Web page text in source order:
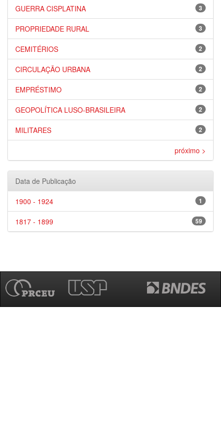
3
GUERRA CISPLATINA
3
PROPRIEDADE RURAL
2
CEMITÉRIOS
2
CIRCULAÇÃO URBANA
2
EMPRÉSTIMO
2
GEOPOLÍTICA LUSO-BRASILEIRA
2
MILITARES
próximo >
Data de Publicação
1
1900 - 1924
59
1817 - 1899